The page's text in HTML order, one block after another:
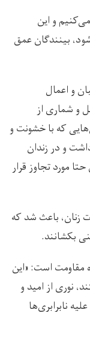
و این
بینندگان عمق
و اعمال
و شماری از
که با خشونت و
و در زندان
مورد تجاوز قرار
زنان، باعث شد که
بکشانند.
مقاومت است: «این
نوری از امید و
نابرابری‌ها